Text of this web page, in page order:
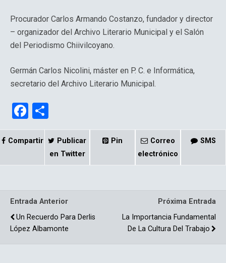
Procurador Carlos Armando Costanzo, fundador y director
– organizador del Archivo Literario Municipal y el Salón
del Periodismo Chiivilcoyano.
Germán Carlos Nicolini, máster en P. C. e Informática,
secretario del Archivo Literario Municipal.
F
a
ce
k
o
m
p
Compartir
Publicar
en Twitter
Pin
Correo
electrónico
SMS
Entrada Anterior
Un Recuerdo Para Derlis
López Albamonte
Próxima Entrada
La Importancia Fundamental
De La Cultura Del Trabajo